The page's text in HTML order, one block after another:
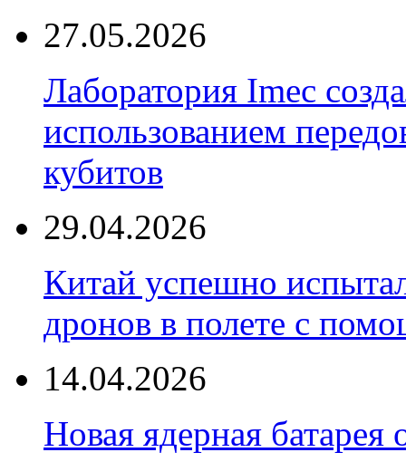
27.05.2026
Лаборатория Imec
использованием
кубитов
29.04.2026
Китай успешно
дронов в полете с
14.04.2026
Новая ядерная батарея